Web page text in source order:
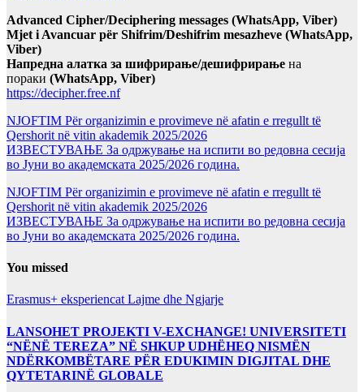
Advanced Cipher/Deciphering messages (WhatsApp, Viber)
Mjet i Avancuar për Shifrim/Deshifrim mesazheve (WhatsApp,
Viber)
Напредна алатка за шифрирање/дешифрирање на
пораки (WhatsApp, Viber)
https://decipher.free.nf
NJOFTIM Për organizimin e provimeve në afatin e rregullt të
Qershorit në vitin akademik 2025/2026
ИЗВЕСТУВАЊЕ За одржување на испити во редовна сесија
во Јуни во академската 2025/2026 година.
NJOFTIM Për organizimin e provimeve në afatin e rregullt të
Qershorit në vitin akademik 2025/2026
ИЗВЕСТУВАЊЕ За одржување на испити во редовна сесија
во Јуни во академската 2025/2026 година.
You missed
Erasmus+ eksperiencat Lajme dhe Ngjarje
LANSOHET PROJEKTI V-EXCHANGE! UNIVERSITETI
“NËNË TEREZA” NË SHKUP UDHËHEQ NISMËN
NDËRKOMBËTARE PËR EDUKIMIN DIGJITAL DHE
QYTETARINË GLOBALE